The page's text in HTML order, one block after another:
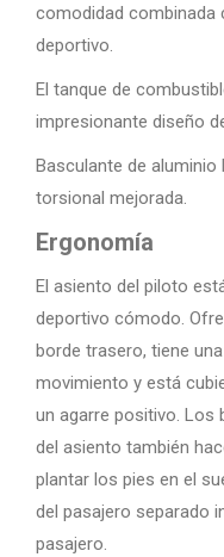
comodidad combinada
deportivo.
El tanque de
impresionante diseño
Basculante de
torsional mejorada.
Ergonomía
El asiento del piloto
deportivo cómodo.
borde trasero, tiene
movimiento y está
un agarre positivo. Los
del asiento también
plantar los pies en el
del pasajero separado
pasajero.